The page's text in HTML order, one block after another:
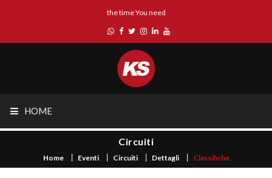
the time You need
HOME
Circuiti
Home Eventi Circuiti Dettagli Classifiche